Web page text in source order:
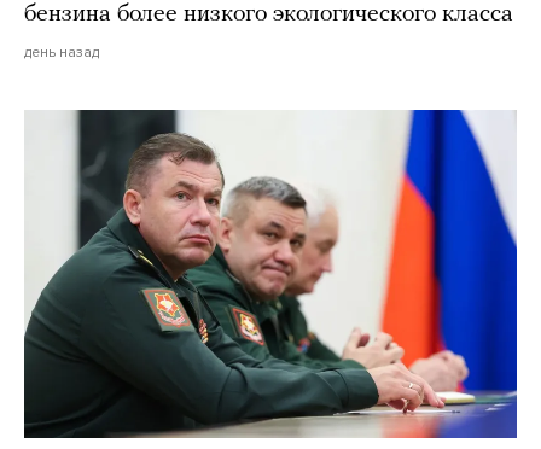
бензина более низкого экологического класса
день назад